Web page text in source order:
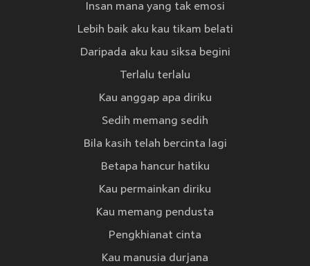
Insan mana yang tak emosi
Lebih baik aku kau tikam belati
Daripada aku kau siksa begini
Terlalu terlalu
Kau anggap apa diriku
Sedih memang sedih
Bila kasih telah bercinta lagi
Betapa hancur hatiku
Kau permainkan diriku
Kau memang pendusta
Pengkhianat cinta
Kau manusia durjana